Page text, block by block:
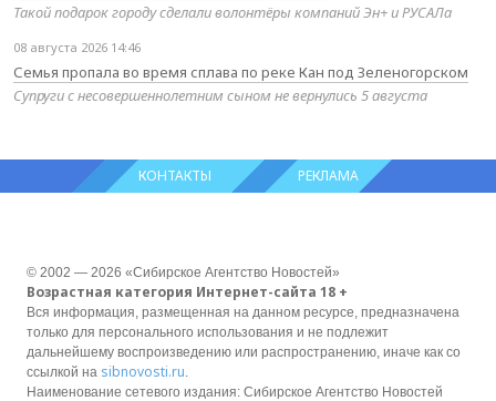
Такой подарок городу сделали волонтёры компаний Эн+ и РУСАЛа
08 августа 2026 14:46
Семья пропала во время сплава по реке Кан под Зеленогорском
Супруги с несовершеннолетним сыном не вернулись 5 августа
КОНТАКТЫ РЕКЛАМА
© 2002 — 2026 «Сибирское Агентство Новостей»
Возрастная категория Интернет-сайта 18 +
Вся информация, размещенная на данном ресурсе, предназначена
только для персонального использования и не подлежит
дальнейшему воспроизведению или распространению, иначе как со
ссылкой на sibnovosti.ru
Наименование сетевого издания: Сибирское Агентство Новостей